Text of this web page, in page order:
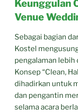
Keunggulan
Venue
Sebagai bagian
Kostel
pengalaman lebih
Konsep “Clean,
dihadirkan untuk
dan pengantin
selama acara